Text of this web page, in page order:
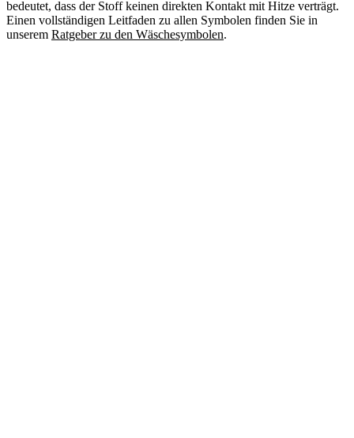
bedeutet, dass der Stoff keinen direkten Kontakt mit Hitze verträgt.
Einen vollständigen Leitfaden zu allen Symbolen finden Sie in
unserem Ratgeber zu den Wäschesymbolen.